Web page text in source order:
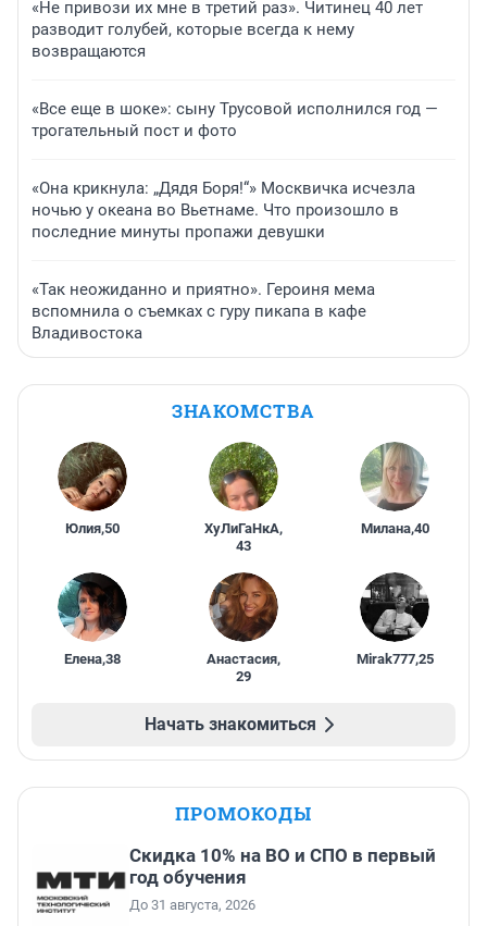
«Не привози их мне в третий раз». Читинец 40 лет
разводит голубей, которые всегда к нему
возвращаются
«Все еще в шоке»: сыну Трусовой исполнился год —
трогательный пост и фото
«Она крикнула: „Дядя Боря!“» Москвичка исчезла
ночью у океана во Вьетнаме. Что произошло в
последние минуты пропажи девушки
«Так неожиданно и приятно». Героиня мема
вспомнила о съемках с гуру пикапа в кафе
Владивостока
ЗНАКОМСТВА
Юлия,50 ХуЛиГаНкА,
43
Милана,40
Елена,38 Анастасия,
29
Mirak777,25
Начать знакомиться
ПРОМОКОДЫ
Скидка 10% на ВО и СПО в первый
год обучения
До 31 августа, 2026